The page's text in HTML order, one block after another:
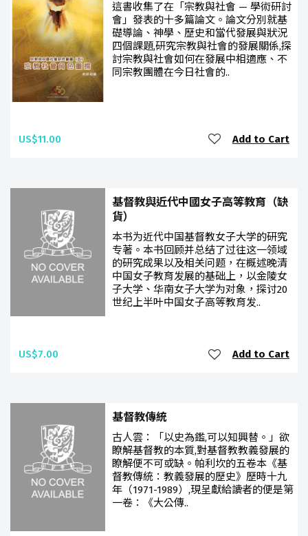
這書收集了在「宗教與社會 — 學術研討
會」發表的十多篇論文。論文分別就基
礎導論、神學、歷史和當代發展與狀況
四個課題,研究宗教與社會的發展關係,探
討宗教與社會如何在發展中相適應、不
同宗教團體在今日社會的..
US$11.00 Add to Cart
基督教與近代中國女子高等教育（缺
貨）
本书为近代中国基督教女子大学的研究
专著。本书回顾并总结了过往这一领域
的研究成果以及相关问题，在概述晚清
中国女子教育发展的基础上，以金陵女
子大学、华南女子大学为对象，探讨20
世纪上半叶中国女子高等教育发..
US$7.00 Add to Cart
基督教傳統
古人雲：「以史為鑑,可以知興替。」欲
瞭解基督教的本質,對基督教教義發展的
瞭解便不可或缺。帕利坎的五卷本《基
督教傳統：教義發展的歷史》歷時十九
年（1971-1989）,現呈獻給讀者的便是第
一卷：《大公傳..